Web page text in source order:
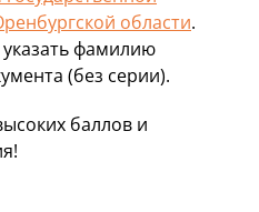
области.
фамилию
(без серии).
баллов и